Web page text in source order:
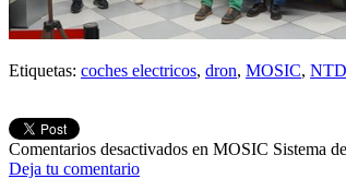
Etiquetas: coches electricos, dron, MOSIC,
Comentarios desactivados en MOSIC Sistema
Deja tu comentario